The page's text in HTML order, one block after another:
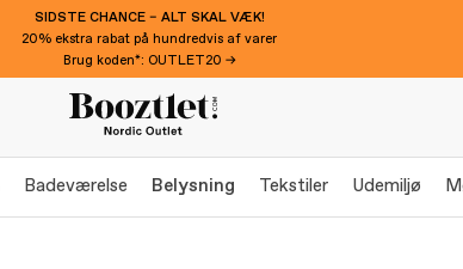
SIDSTE CHANCE – ALT SKAL VÆK!
20% ekstra rabat på hundredvis af varer
Brug koden*: OUTLET20 →
Badeværelse Belysning Tekstiler Udemiljø